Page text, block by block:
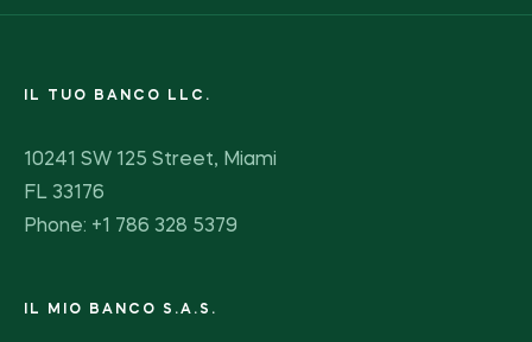
IL TUO BANCO LLC.
10241 SW 125 Street, Miami
FL 33176
Phone: +1 786 328 5379
IL MIO BANCO S.A.S.